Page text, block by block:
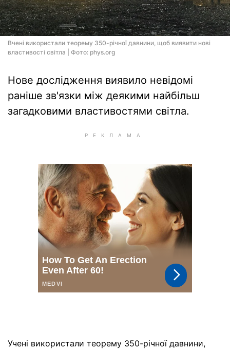
Вчені використали теорему 350-річної давнини, щоб виявити нові
властивості світла | Фото: phys.org
Нове дослідження виявило невідомі
раніше зв'язки між деякими найбільш
загадковими властивостями світла.
Учені використали теорему 350-річної давнини,